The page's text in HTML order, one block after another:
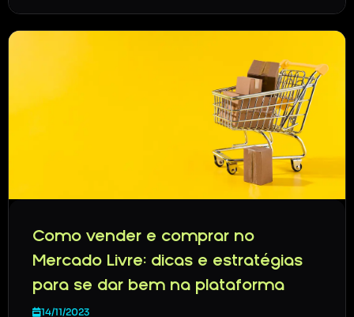
Como vender e comprar no
Mercado Livre: dicas e estratégias
para se dar bem na plataforma
14/11/2023